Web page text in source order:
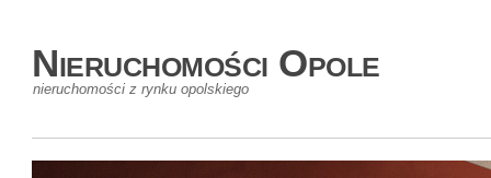
Nieruchomości Opole
nieruchomości z rynku opolskiego